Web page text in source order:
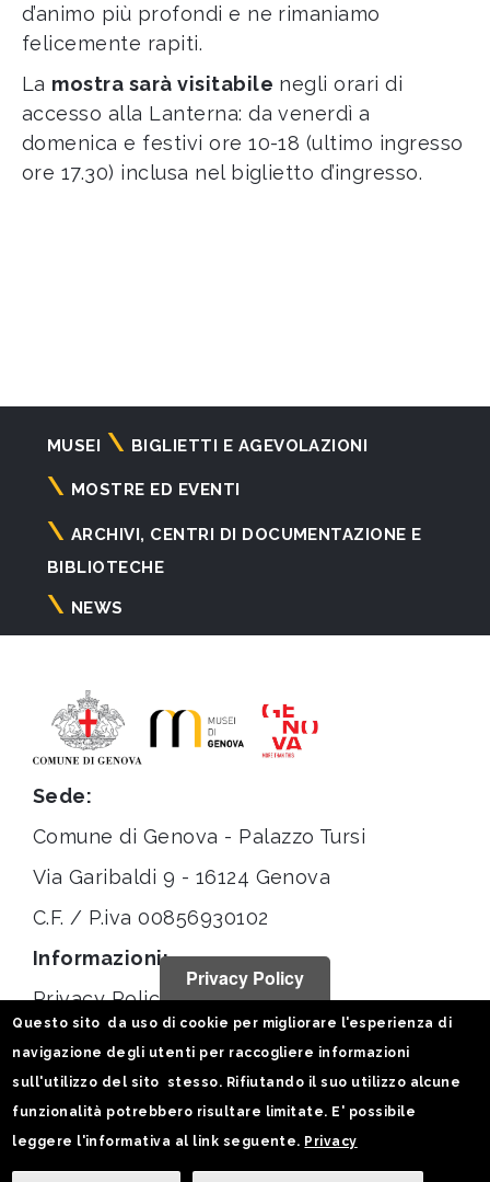
d’animo più profondi e ne rimaniamo
felicemente rapiti.
La mostra sarà visitabile negli orari di
accesso alla Lanterna: da venerdì a
domenica e festivi ore 10-18 (ultimo ingresso
ore 17.30) inclusa nel biglietto d’ingresso.
Navigazione
principale
MUSEI BIGLIETTI E AGEVOLAZIONI
MOSTRE ED EVENTI
ARCHIVI, CENTRI DI DOCUMENTAZIONE E
BIBLIOTECHE
NEWS
Sede:
Comune di Genova - Palazzo Tursi
Via Garibaldi 9 - 16124 Genova
C.F. / P.iva 00856930102
Informazioni:
Privacy Policy
Statistiche
Seguici su:
Privacy Policy
Questo sito da uso di cookie per migliorare l'esperienza di
navigazione degli utenti per raccogliere informazioni
sull'utilizzo del sito stesso. Rifiutando il suo utilizzo alcune
funzionalità potrebbero risultare limitate. E' possibile
leggere l'informativa al link seguente. Privacy